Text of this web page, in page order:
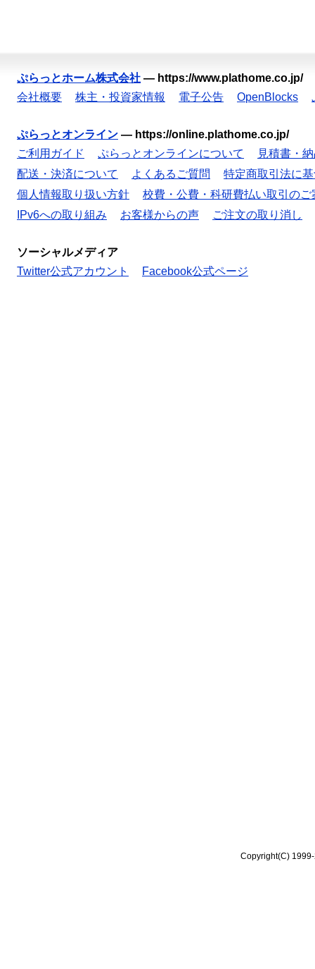
ぷらっとホーム株式会社 — https://www.plathome.co.jp/
会社概要
株主・投資家情報 電子公告 OpenBlocks
ぷらっとオンライン — https://online.plathome.co.jp/
ご利用ガイド
ぷらっとオンラインについて
見積書・
配送・決済について
よくあるご質問
特定商取引法に
個人情報取り扱い方針
校費・公費・科研費払い取引のご
IPv6への取り組み
お客様からの声 ご注文の取り消し
ソーシャルメディア
Twitter公式アカウント
Facebook公式ページ
Copyright(C)